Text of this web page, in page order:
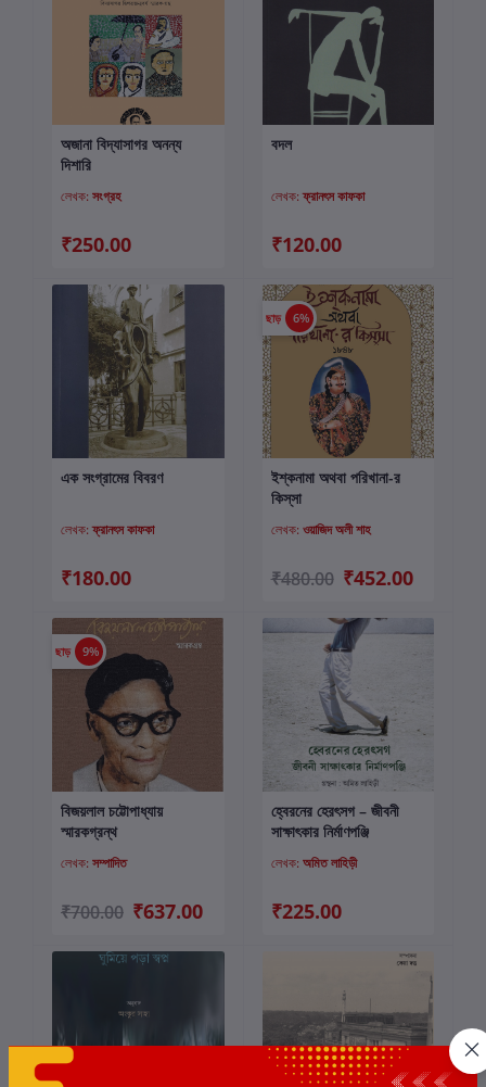
কার্টে যোগ করুন
অজানা বিদ্যাসাগর অনন্য
দিশারি
লেখক: সংগ্রহ
₹250.00
বদল
লেখক:ফ্রানৎস কাফকা
₹120.00
কার্টে যোগ করুন
এক সংগ্রামের বিবরণ
লেখক:ফ্রানৎস কাফকা
₹180.00
ছাড় 6%
কার্টে যোগ করুন
ইশ্‌কনামা অথবা পরিখানা-র
কিস্‌সা
লেখক: ওয়াজিদ অলী শাহ
₹480.00 ₹452.00
ছাড় 9%
কার্টে যোগ করুন
বিজয়লাল চট্টোপাধ্যায়
স্মারকগ্রন্থ
লেখক: সম্পাদিত
₹700.00 ₹637.00
কার্টে যোগ করুন
হ্বেরনের হেরৎসগ – জীবনী
সাক্ষাৎকার নির্মাণপঞ্জি
লেখক: অমিত লাহিড়ী
₹225.00